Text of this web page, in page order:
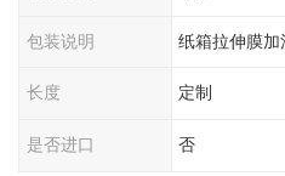
包装说明 纸箱拉伸膜加
长度 定制
是否进口 否